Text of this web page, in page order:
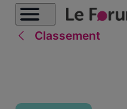
Classement